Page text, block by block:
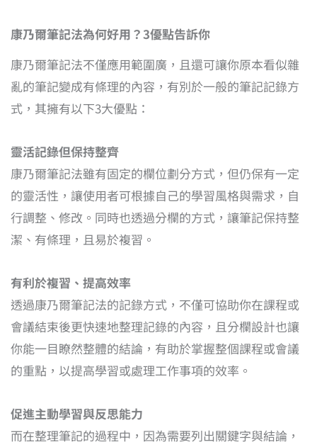
康乃爾筆記法為何好用？3優點告訴你
康乃爾筆記法不僅應用範圍廣，且還可讓你原本看似雜
亂的筆記變成有條理的內容，有別於一般的筆記記錄方
式，其擁有以下3大優點：
靈活記錄但保持整齊
康乃爾筆記法雖有固定的欄位劃分方式，但仍保有一定
的靈活性，讓使用者可根據自己的學習風格與需求，自
行調整、修改。同時也透過分欄的方式，讓筆記保持整
潔、有條理，且易於複習。
有利於複習、提高效率
透過康乃爾筆記法的記錄方式，不僅可協助你在課程或
會議結束後更快速地整理記錄的內容，且分欄設計也讓
你能一目瞭然整體的結論，有助於掌握整個課程或會議
的重點，以提高學習或處理工作事項的效率。
促進主動學習與反思能力
而在整理筆記的過程中，因為需要列出關鍵字與結論，